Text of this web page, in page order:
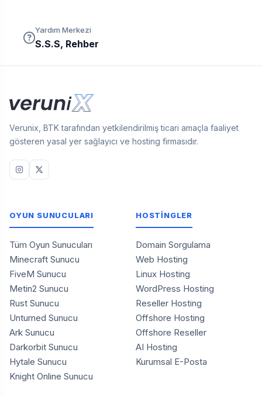
Yardım Merkezi
S.S.S, Rehber
Verunix, BTK tarafından yetkilendirilmiş ticari amaçla faaliyet
gösteren yasal yer sağlayıcı ve hosting firmasıdır.
OYUN SUNUCULARI
Tüm Oyun Sunucuları
Minecraft Sunucu
FiveM Sunucu
Metin2 Sunucu
Rust Sunucu
Unturned Sunucu
Ark Sunucu
Darkorbit Sunucu
Hytale Sunucu
Knight Online Sunucu
HOSTİNGLER
Domain Sorgulama
Web Hosting
Linux Hosting
WordPress Hosting
Reseller Hosting
Offshore Hosting
Offshore Reseller
AI Hosting
Kurumsal E-Posta